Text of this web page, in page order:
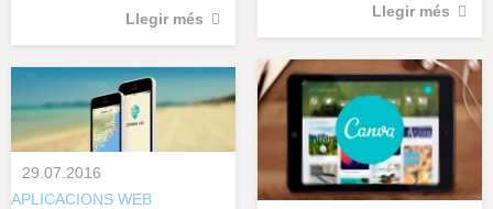
Llegir més
Llegir més
29.07.2016
APLICACIONS WEB